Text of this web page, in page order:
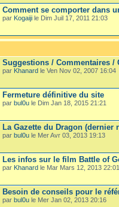
Comment se comporter dans
par Kogaiji le Dim Juil 17, 2011 21:03
Suggestions / Commentaires /
par Khanard le Ven Nov 02, 2007 16:04
Fermeture définitive du site
par bul0u le Dim Jan 18, 2015 21:21
La Gazette du Dragon (dernier
par bul0u le Mer Avr 03, 2013 19:13
Les infos sur le film Battle of
par Khanard le Mar Mars 12, 2013 22:01
Besoin de conseils pour le
par bul0u le Mer Jan 02, 2013 20:16